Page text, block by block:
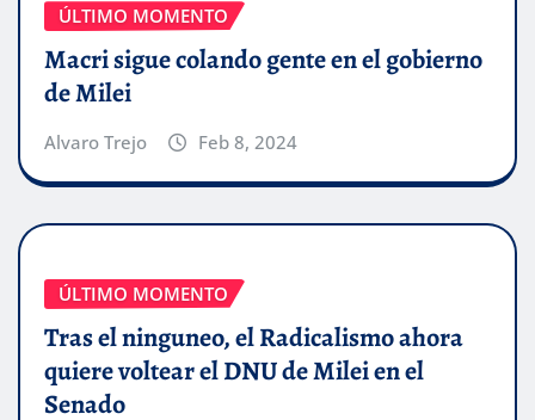
ÚLTIMO MOMENTO
Macri sigue colando gente en el gobierno
de Milei
Alvaro Trejo Feb 8, 2024
ÚLTIMO MOMENTO
Tras el ninguneo, el Radicalismo ahora
quiere voltear el DNU de Milei en el
Senado